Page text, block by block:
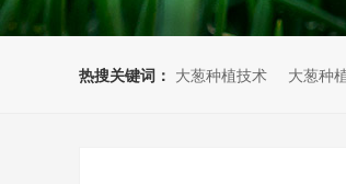
热搜关键词： 大葱种植技术 大葱种